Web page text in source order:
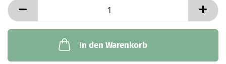
In den Warenkorb